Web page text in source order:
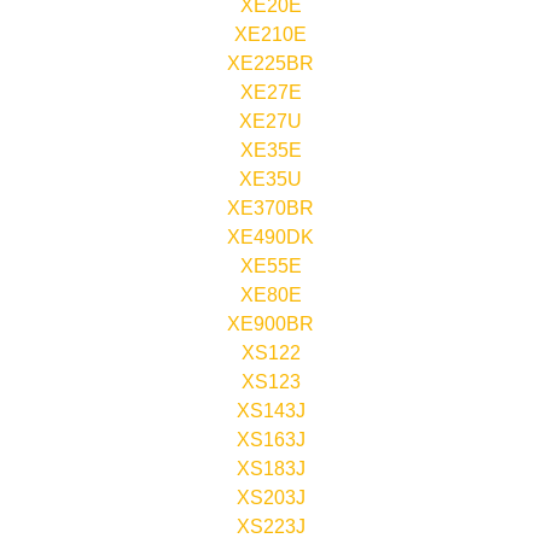
XE20E
XE210E
XE225BR
XE27E
XE27U
XE35E
XE35U
XE370BR
XE490DK
XE55E
XE80E
XE900BR
XS122
XS123
XS143J
XS163J
XS183J
XS203J
XS223J